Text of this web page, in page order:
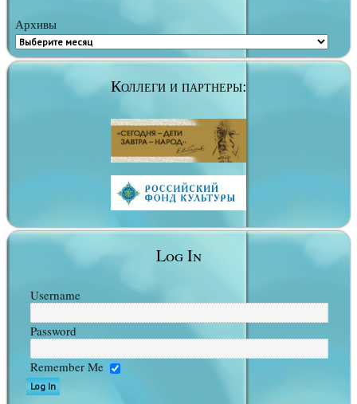
Архивы
Коллеги и партнеры:
Log In
Username
Password
Remember Me